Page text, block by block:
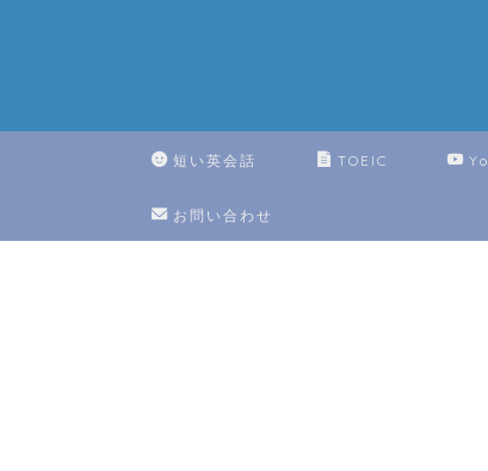
短い英会話 TOEIC
お問い合わせ